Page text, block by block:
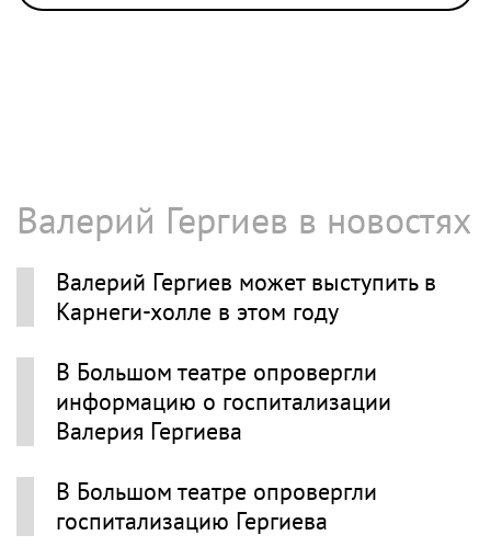
Валерий Гергиев в новостях
Валерий Гергиев может выступить в
Карнеги-холле в этом году
В Большом театре опровергли
информацию о госпитализации
Валерия Гергиева
В Большом театре опровергли
госпитализацию Гергиева